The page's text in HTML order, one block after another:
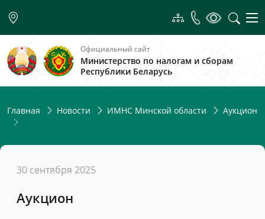
Официальный сайт
Министерство по налогам и сборам
Республики Беларусь
Главная Новости ИМНС Минской области Аукцион
30 сентября 2025
Аукцион